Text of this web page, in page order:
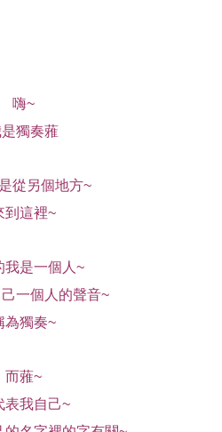
嗨~
獨奏蕥
從另個地方~
到這裡~
我是一個人~
一個人的聲音~
為獨奏~
而蕥~
表我自己~